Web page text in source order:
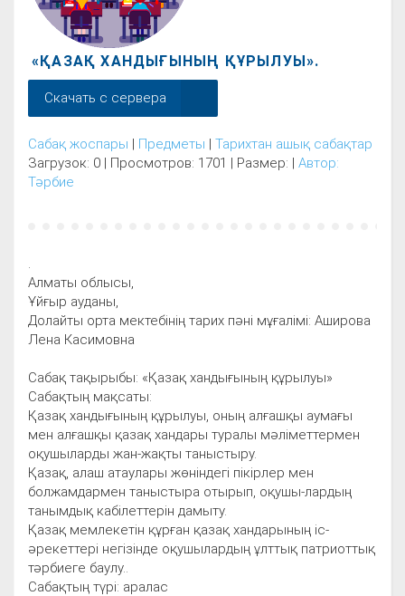
«ҚАЗАҚ ХАНДЫҒЫНЫҢ ҚҰРЫЛУЫ».
Скачать с сервера
Сабақ жоспары | Предметы | Тарихтан ашық сабақтар
Загрузок: 0 | Просмотров: 1701 | Размер: | Автор:
Тәрбие
Алматы облысы,
Ұйғыр ауданы,
Долайты орта мектебінің тарих пәні мұғалімі: Аширова
Лена Касимовна
Сабақ тақырыбы: «Қазақ хандығының құрылуы»
Сабақтың мақсаты:
Қазақ хандығының құрылуы, оның алғашқы аумағы
мен алғашқы қазақ хандары туралы мәліметтермен
оқушыларды жан-жақты таныстыру.
Қазақ, алаш атаулары жөніндегі пікірлер мен
болжамдармен таныстыра отырып, оқушы-лардың
танымдық кабілеттерін дамыту.
Қазақ мемлекетін құрған қазақ хандарының іс-
әрекеттері негізінде оқушылардың ұлттық патриоттық
тәрбиеге баулу..
Сабақтың түрі: аралас